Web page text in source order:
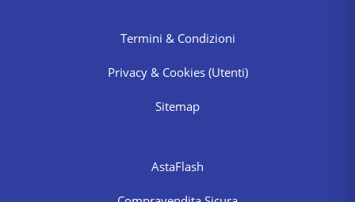
Termini & Condizioni
Privacy & Cookies (Utenti)
Sitemap
AstaFlash